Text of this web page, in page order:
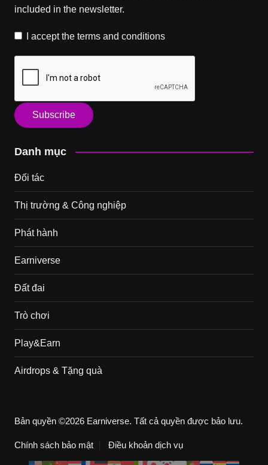
included in the newsletter.
I accept the terms and conditions
Danh mục
Đối tác
Thị trường & Công nghiệp
Phát hành
Earniverse
Đất đai
Trò chơi
Play&Earn
Airdrops & Tặng quà
Bản quyền ©2026 Earniverse. Tất cả quyền được bảo lưu.
Chính sách bảo mật Điều khoản dịch vụ